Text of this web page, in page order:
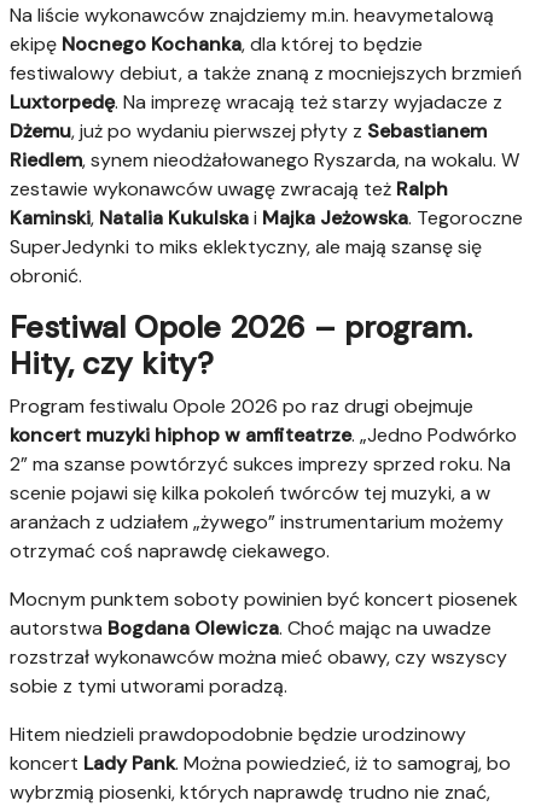
Na liście wykonawców znajdziemy m.in. heavymetalową
ekipę Nocnego Kochanka, dla której to będzie
festiwalowy debiut, a także znaną z mocniejszych brzmień
Luxtorpedę. Na imprezę wracają też starzy wyjadacze z
Dżemu, już po wydaniu pierwszej płyty z Sebastianem
Riedlem, synem nieodżałowanego Ryszarda, na wokalu. W
zestawie wykonawców uwagę zwracają też Ralph
Kaminski, Natalia Kukulskai Majka Jeżowska. Tegoroczne
SuperJedynki to miks eklektyczny, ale mają szansę się
obronić.
Festiwal Opole 2026 – program.
Hity, czy kity?
Program festiwalu Opole 2026 po raz drugi obejmuje
koncert muzyki hiphop w amfiteatrze. „Jedno Podwórko
2” ma szanse powtórzyć sukces imprezy sprzed roku. Na
scenie pojawi się kilka pokoleń twórców tej muzyki, a w
aranżach z udziałem „żywego” instrumentarium możemy
otrzymać coś naprawdę ciekawego.
Mocnym punktem soboty powinien być koncert piosenek
autorstwa Bogdana Olewicza. Choć mając na uwadze
rozstrzał wykonawców można mieć obawy, czy wszyscy
sobie z tymi utworami poradzą.
Hitem niedzieli prawdopodobnie będzie urodzinowy
koncert Lady Pank. Można powiedzieć, iż to samograj, bo
wybrzmią piosenki, których naprawdę trudno nie znać,